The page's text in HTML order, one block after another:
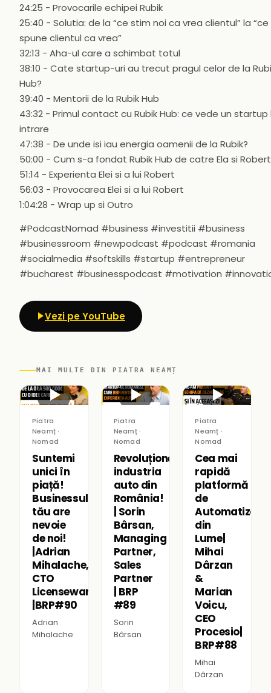
24:25 - Provocarile echipei Rubik
25:40 - Solutia: de la “ce stim noi ca vrea clientul” la “ce
spune clientul ca vrea”
32:13 - Aha-ul care a schimbat totul
38:10 - Cate startup-uri au trecut pragul celor de la
Hub?
39:40 - Mentorii de la Rubik Hub
43:32 - Primul contact cu Rubik Hub: ce vede un startup
intrare
47:38 - De unde isi iau energia oamenii de la Rubik?
50:00 - Cum s-a fondat Rubik Hub de catre Ela si Robert
51:14 - Experienta Elei si a lui Robert
56:03 - Provocarea Elei si a lui Robert
1:04:28 - Wrap up si Outro
#PodcastNomad #business #investitii #business
#businessroom #newpodcast #podcast #romania
#socialmedia #softskills #startup #entrepreneur
#bucharest #businesspodcast #motivation
Vezi pe YouTube
MAI MULTE DIN PIATRA NEAMȚ
▶
Piatra
Neamț ·
Nomad
Suntemi
unici în
piață!
Businessul
tău are
nevoie
de noi!
|Adrian
Mihalache,
CTO
Licenseware
|BRP#90
Adrian
Mihalache
▶
Piatra
Neamț ·
Nomad
Revoluționăm
industria
auto din
România!
| Sorin
Bârsan,
Managing
Partner,
Sales
Partner
| BRP
#89
Sorin
Bârsan
▶
Piatra
Neamț ·
Nomad
Cea mai
rapidă
platformă
de
Automatizare
din
Lume|
Mihai
Dârzan
&
Marian
Voicu,
CEO
Procesio|
BRP#88
Mihai
Dârzan